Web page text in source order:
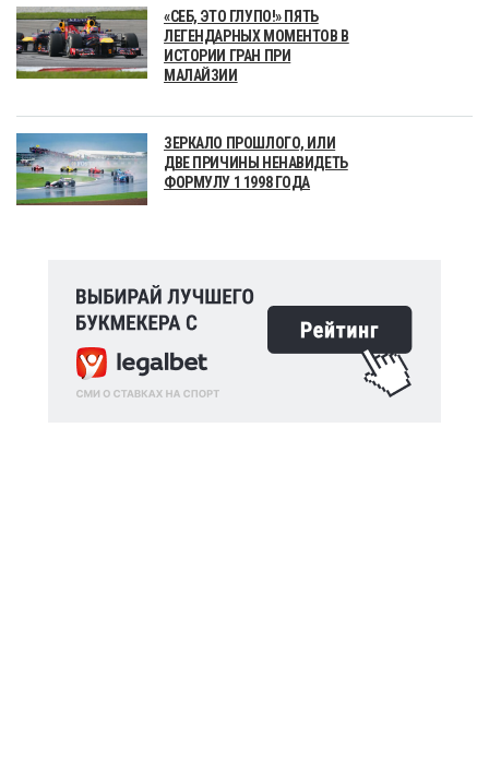
«СЕБ, ЭТО ГЛУПО!» ПЯТЬ
ЛЕГЕНДАРНЫХ МОМЕНТОВ В
ИСТОРИИ ГРАН ПРИ
МАЛАЙЗИИ
ЗЕРКАЛО ПРОШЛОГО, ИЛИ
ДВЕ ПРИЧИНЫ НЕНАВИДЕТЬ
ФОРМУЛУ 1 1998 ГОДА